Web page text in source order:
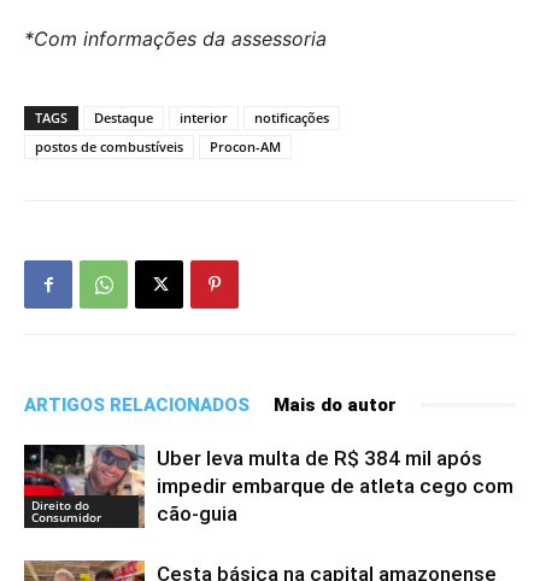
*Com informações da assessoria
TAGS Destaque interior
notificações
postos de combustíveis
Procon-AM
ARTIGOS RELACIONADOS Mais do autor
Direito do
Consumidor
Uber leva multa de R$ 384 mil após
impedir embarque de atleta cego com
cão-guia
Cesta básica na capital amazonense